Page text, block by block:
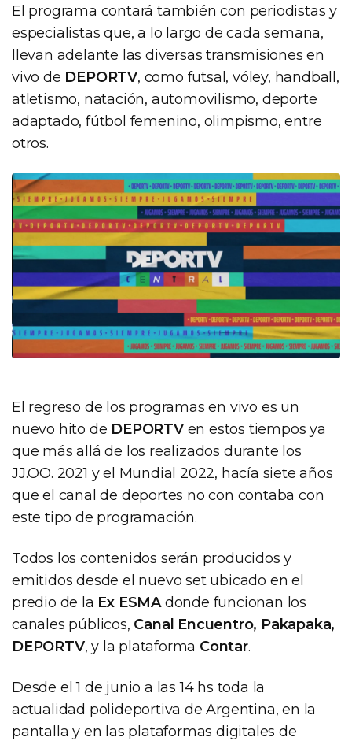
El programa contará también con periodistas y
especialistas que, a lo largo de cada semana,
llevan adelante las diversas transmisiones en
vivo de DEPORTV, como futsal, vóley, handball,
atletismo, natación, automovilismo, deporte
adaptado, fútbol femenino, olimpismo, entre
otros.
El regreso de los programas en vivo es un
nuevo hito de DEPORTVen estos tiempos ya
que más allá de los realizados durante los
JJ.OO. 2021 y el Mundial 2022, hacía siete años
que el canal de deportes no con contaba con
este tipo de programación.
Todos los contenidos serán producidos y
emitidos desde el nuevo set ubicado en el
predio de la Ex ESMAdonde funcionan los
canales públicos, Canal Encuentro, Pakapaka,
DEPORTV, y la plataforma Contar.
Desde el 1 de junio a las 14 hs toda la
actualidad polideportiva de Argentina, en la
pantalla y en las plataformas digitales de